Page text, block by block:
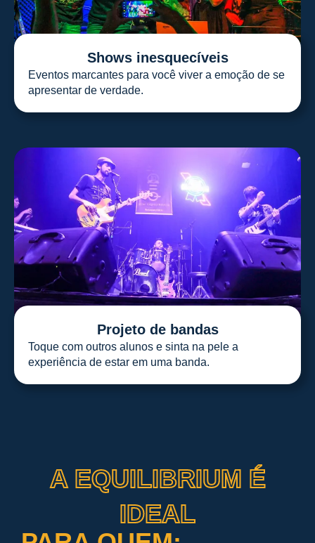
Shows inesquecíveis
Eventos marcantes para você viver a emoção de se
apresentar de verdade.
Projeto de bandas
Toque com outros alunos e sinta na pele a
experiência de estar em uma banda.
A EQUILIBRIUM É
IDEAL